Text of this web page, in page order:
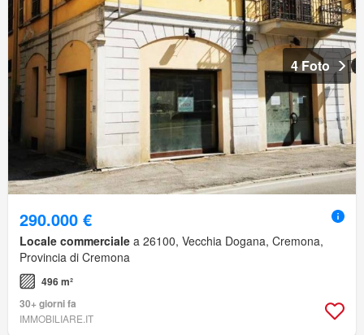
4 Foto
290.000 €
Locale commerciale a 26100, Vecchia Dogana, Cremona,
Provincia di Cremona
496 m²
30+ giorni fa
IMMOBILIARE.IT